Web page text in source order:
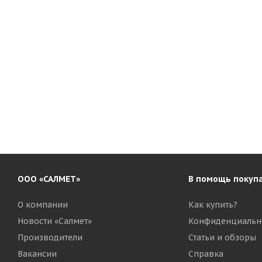
ООО «САЛМЕТ»
О компании
Новости «Салмет»
Производители
Вакансии
В помощь
Как купить?
Статьи и обзоры
Справка